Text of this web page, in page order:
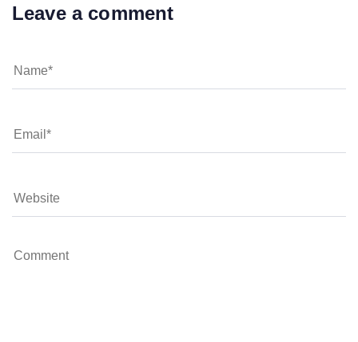
Leave a comment